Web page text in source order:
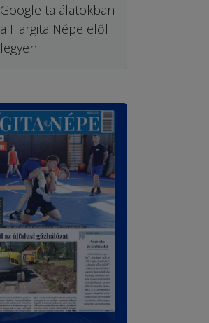
Google találatokban
a Hargita Népe elől
legyen!